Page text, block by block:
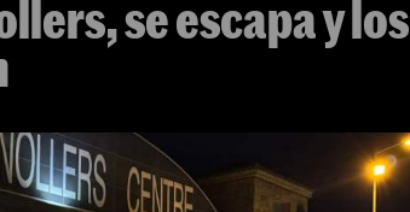
se escapa y los